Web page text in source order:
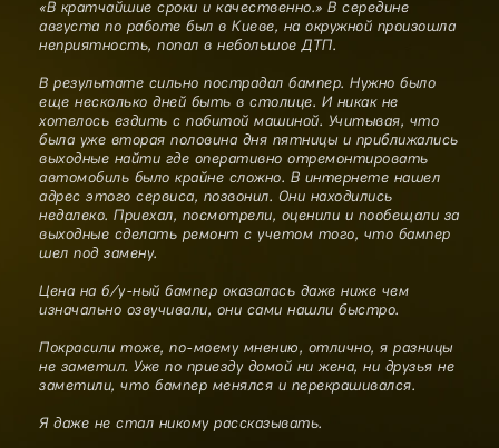
«В кратчайшие сроки и качественно.» В середине
августа по работе был в Киеве, на окружной произошла
неприятность, попал в небольшое ДТП.
В результате сильно пострадал бампер. Нужно было
еще несколько дней быть в столице. И никак не
хотелось ездить с побитой машиной. Учитывая, что
была уже вторая половина дня пятницы и приближались
выходные найти где оперативно отремонтировать
автомобиль было крайне сложно. В интернете нашел
адрес этого сервиса, позвонил. Они находились
недалеко. Приехал, посмотрели, оценили и пообещали за
выходные сделать ремонт с учетом того, что бампер
шел под замену.
Цена на б/у-ный бампер оказалась даже ниже чем
изначально озвучивали, они сами нашли быстро.
Покрасили тоже, по-моему мнению, отлично, я разницы
не заметил. Уже по приезду домой ни жена, ни друзья не
заметили, что бампер менялся и перекрашивался.
Я даже не стал никому рассказывать.